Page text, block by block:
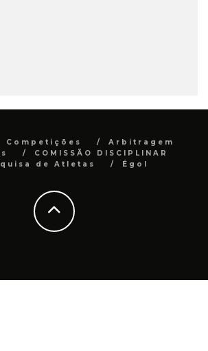
Competições
Arbitragem
COMISSÃO DISCIPLINAR
de Atletas
Égol